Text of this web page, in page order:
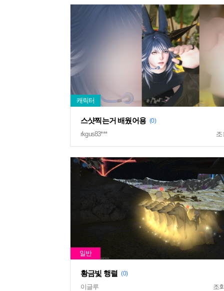
스샷찍는거 배웠어용 (0)
rkgus83*** 조
황금빛 행렬 (0)
이글루 조